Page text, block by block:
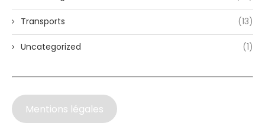
Transports (13)
Uncategorized (1)
Mentions légales